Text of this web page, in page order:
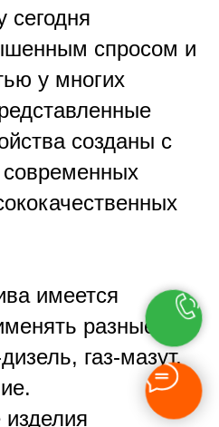
сегодня
спросом и
у многих
созданы с
имеется
разные
газ-мазут,